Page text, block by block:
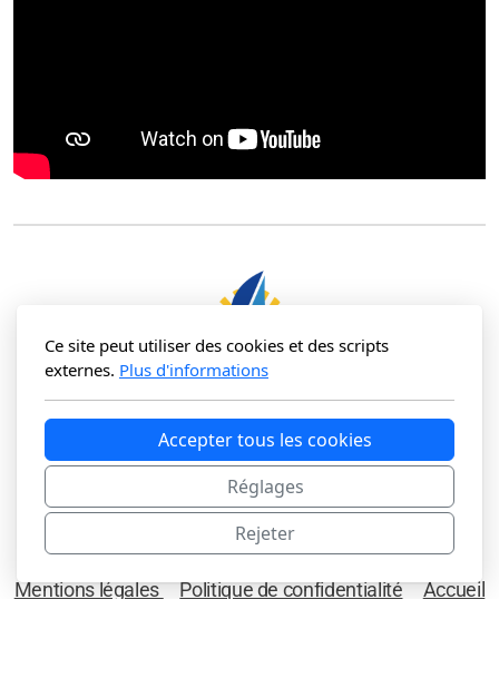
Mairie de la Tranche sur Mer
8 rue de l'hôtel de ville
85360 La Tranche sur Mer
Mentions légales Politique de confidentialité Accueil
Ce site peut utiliser des cookies et des scripts
externes. Plus d'informations
Accepter tous les cookies
Réglages
Rejeter